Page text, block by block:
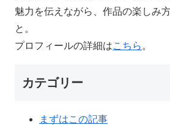
魅力を伝えながら、作品の楽しみ
と。
プロフィールの詳細はこちら 。
カテゴリー
まずはこの記事